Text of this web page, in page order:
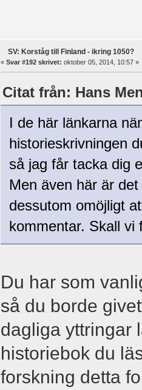
SV: Korståg till Finland - ikring 1050?
« Svar #192 skrivet: oktober 05, 2014, 10:57 »
Citat från: Hans
I de här länkarna
historieskrivningen
så jag får tacka dig
Men även här är
dessutom omöjligt
kommentar. Skall vi
Du har som
så du borde
dagliga yttringar
historiebok du
forskning detta